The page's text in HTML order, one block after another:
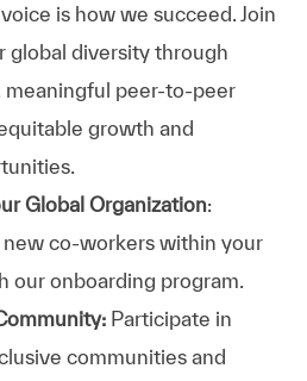
is how we succeed. Join
global diversity through
meaningful peer-to-peer
growth and
Global Organization:
co-workers within your
our onboarding program.
Participate in
communities and